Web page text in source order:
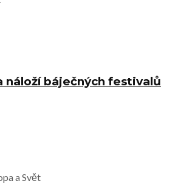
náloží báječných festivalů
a Svět